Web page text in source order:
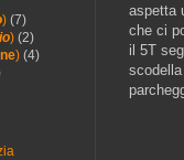
aspetta
che ci
il 5T
) (7)
) (2)
) (4)